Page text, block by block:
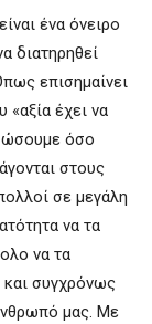
ένα όνειρο
διατηρηθεί
επισημαίνει
έχει να
όσο
στους
σε μεγάλη
να τα
να τα
συγχρόνως
μας. Με